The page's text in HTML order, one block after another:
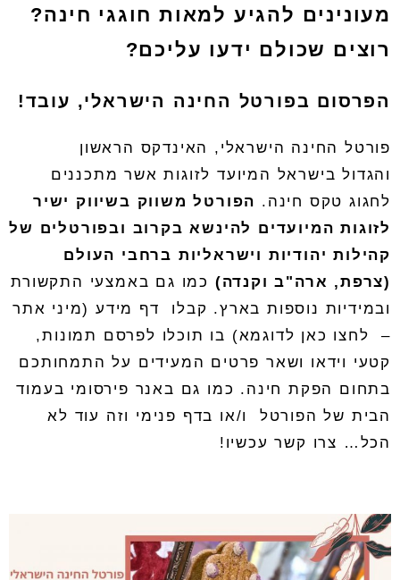
מעונינים להגיע למאות חוגגי חינה?
רוצים שכולם ידעו עליכם?
הפרסום בפורטל החינה הישראלי, עובד!
פורטל החינה הישראלי , האינדקס הראשון
והגדול בישראל המיועד לזוגות אשר מתכננים
לחגוג טקס חינה . הפורטל משווק בשיווק ישיר
לזוגות המיועדים להינשא בקרוב ובפורטלים של
קהילות יהודיות וישראליות ברחבי העולם
(צרפת, ארה"ב וקנדה) כמו גם באמצעי התקשורת
ובמידיות נוספות בארץ. קבלו דף מידע (מיני אתר
– לחצו כאן לדוגמא) בו תוכלו לפרסם תמונות,
קטעי וידאו ושאר פרטים המעידים על התמחותכם
בתחום הפקת חינה . כמו גם באנר פירסומי בעמוד
הבית של הפורטל ו/או בדף פנימי וזה עוד לא
הכל … צרו קשרעכשיו!